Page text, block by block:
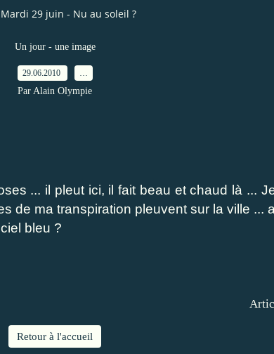
Mardi 29 juin - Nu au soleil ?
Un jour - une image
29.06.2010
Par Alain Olympie
... il pleut ici, il fait beau et chaud là ...
de ma transpiration pleuvent sur la ville ...
bleu ?
Retour à l'accueil